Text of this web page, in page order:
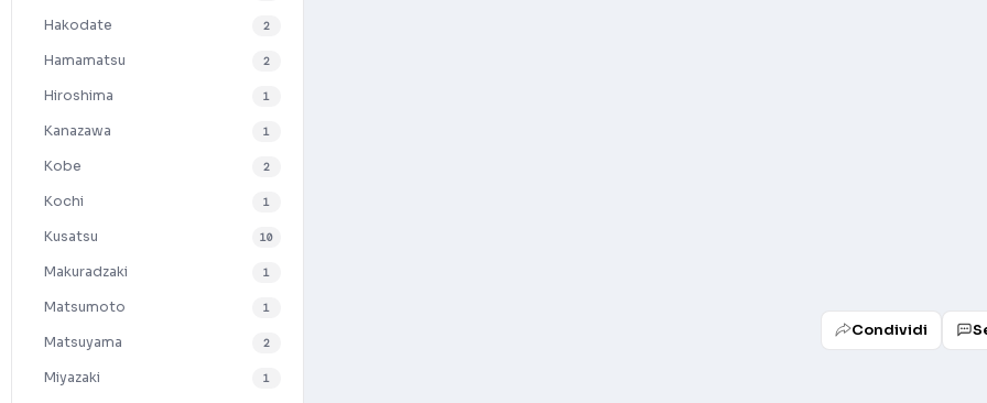
Hakodate 2
Hamamatsu 2
Hiroshima 1
Kanazawa 1
Kobe 2
Kochi 1
Kusatsu 10
Makuradzaki 1
Matsumoto 1
Matsuyama 2
Miyazaki 1
Condividi